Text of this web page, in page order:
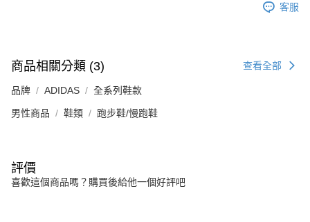
客服
商品相關分類 (3) 查看全部
品牌 ADIDAS 全系列鞋款
男性商品 鞋類 跑步鞋/慢跑鞋
評價
喜歡這個商品嗎？購買後給他一個好評吧